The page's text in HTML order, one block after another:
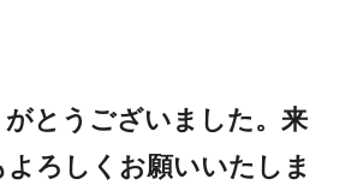
とうございました。来
よろしくお願いいたしま